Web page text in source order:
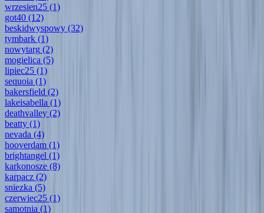
wrzesien25 (1)
got40 (12)
beskidwyspowy (32)
tymbark (1)
nowytarg (2)
mogielica (5)
lipiec25 (1)
sequoia (1)
bakersfield (2)
lakeisabella (1)
deathvalley (2)
beatty (1)
nevada (4)
hooverdam (1)
brightangel (1)
karkonosze (8)
karpacz (2)
sniezka (5)
czerwiec25 (1)
samotnia (1)